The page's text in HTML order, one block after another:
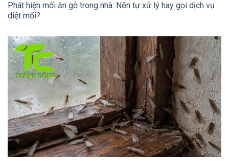
Phát hiện mối ăn gỗ trong nhà: Nên tự xử lý hay gọi dịch vụ
diệt mối?